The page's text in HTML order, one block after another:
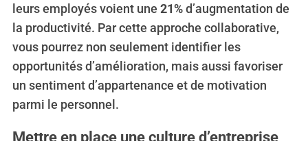
leurs employés voient une 21%d’augmentation de
la productivité. Par cette approche collaborative,
vous pourrez non seulement identifier les
opportunités d’amélioration, mais aussi favoriser
un sentiment d’appartenance et de motivation
parmi le personnel.
Mettre en place une culture d’entreprise